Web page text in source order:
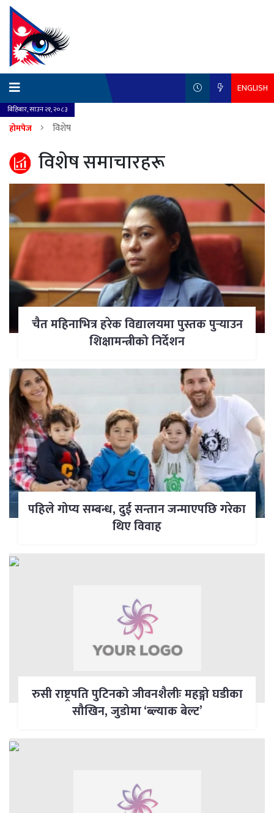
बिहिबार, साउन २१, २०८३
ENGLISH
होमपेज विशेष
विशेष समाचारहरू
चैत महिनाभित्र हरेक विद्यालयमा पुस्तक पुर्‍याउन
शिक्षामन्त्रीको निर्देशन
पहिले गोप्य सम्बन्ध, दुई सन्तान जन्माएपछि गरेका
थिए विवाह
रुसी राष्ट्रपति पुटिनको जीवनशैलीः महङ्गो घडीका
सौखिन, जुडोमा ‘ब्ल्याक बेल्ट’